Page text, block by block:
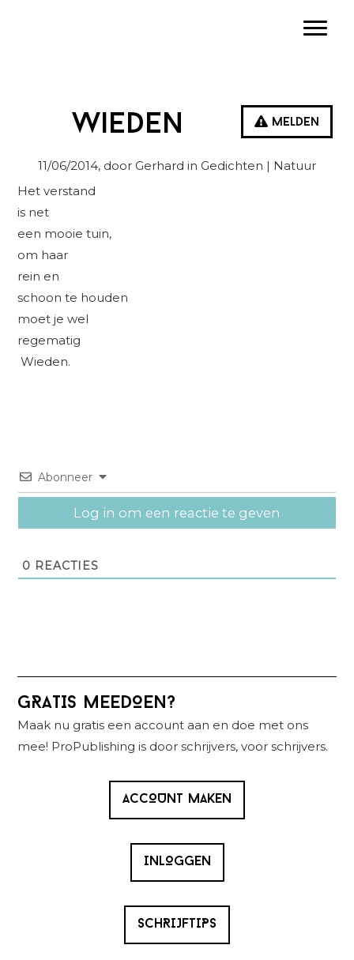
Melden
Wieden
11/06/2014, door Gerhard in Gedichten | Natuur
Het verstand
is net
een mooie tuin,
om haar
rein en
schoon te houden
moet je wel
regematig
Wieden.
Abonneer
Log in om een reactie te geven
0 REACTIES
Primaire
Sidebar
GRATIS MEEDOEN?
Maak nu gratis een account aan en doe met ons
mee! ProPublishing is door schrijvers, voor schrijvers.
ACCOUNT MAKEN
INLOGGEN
SCHRIJFTIPS